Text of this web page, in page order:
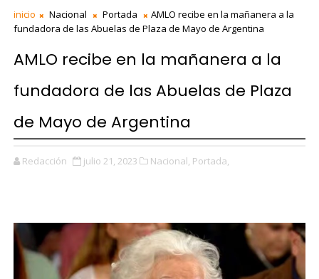
inicio Nacional Portada
AMLO recibe en la mañanera a la
fundadora de las Abuelas de Plaza de Mayo de Argentina
AMLO recibe en la mañanera a la
fundadora de las Abuelas de Plaza
de Mayo de Argentina
Redacción julio 21, 2023 Nacional, Portada,